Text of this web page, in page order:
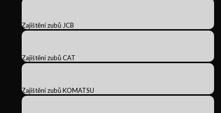
Zajištění zubů JCB
Zajištění zubů CAT
Zajištění zubů KOMATSU